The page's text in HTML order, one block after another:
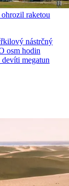
raketou
nástrčný
osm hodin
megatun